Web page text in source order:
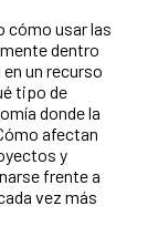
cómo usar las
dentro
un recurso
tipo de
donde la
afectan
y
frente a
vez más